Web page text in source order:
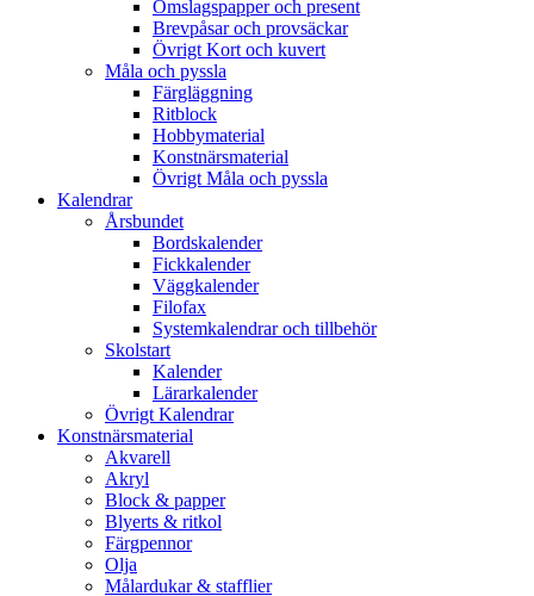
Omslagspapper och present
Brevpåsar och provsäckar
Övrigt Kort och kuvert
Måla och pyssla
Färgläggning
Ritblock
Hobbymaterial
Konstnärsmaterial
Övrigt Måla och pyssla
Kalendrar
Årsbundet
Bordskalender
Fickkalender
Väggkalender
Filofax
Systemkalendrar och tillbehör
Skolstart
Kalender
Lärarkalender
Övrigt Kalendrar
Konstnärsmaterial
Akvarell
Akryl
Block & papper
Blyerts & ritkol
Färgpennor
Olja
Målardukar & stafflier